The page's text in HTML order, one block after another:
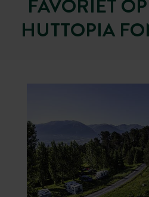
FAVORIET
HUTTOPIA